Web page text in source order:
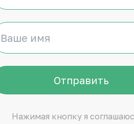
Отправить
Нажимая кнопку я